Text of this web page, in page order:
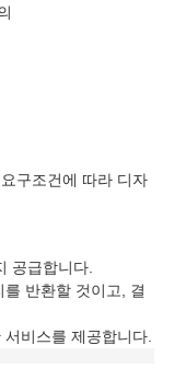
구조건에 따라 디자
공급합니다.
반환할 것이고, 결
비스를 제공합니다.